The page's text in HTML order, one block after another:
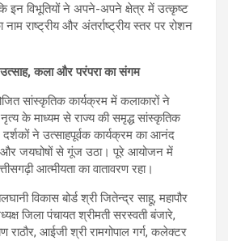
इन विभूतियों ने अपने-अपने क्षेत्र में उत्कृष्ट
राष्ट्रीय और अंतर्राष्ट्रीय स्तर पर रोशन
कला और परंपरा का संगम
सांस्कृतिक कार्यक्रम में कलाकारों ने
के माध्यम से राज्य की समृद्ध सांस्कृतिक
दर्शकों ने उत्साहपूर्वक कार्यक्रम का आनंद
और जयघोषों से गूंज उठा। पूरे आयोजन में
आत्मीयता का वातावरण रहा।
विकास बोर्ड श्री जितेन्द्र साहू, महापौर
जिला पंचायत श्रीमती सरस्वती बंजारे,
राठौर, आईजी श्री रामगोपाल गर्ग, कलेक्टर